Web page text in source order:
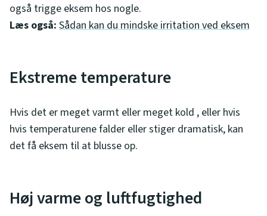
også trigge eksem hos nogle.
Læs også: Sådan kan du mindske irritation ved eksem
Ekstreme temperature
Hvis det er meget varmt eller meget kold , eller hvis
hvis temperaturene falder eller stiger dramatisk, kan
det få eksem til at blusse op.
Høj varme og luftfugtighed